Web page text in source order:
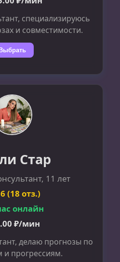
специализируюсь
и совместимости.
Стар
11 лет
(18 отз.)
онлайн
₽/мин
делаю прогнозы по
и прогрессиям.